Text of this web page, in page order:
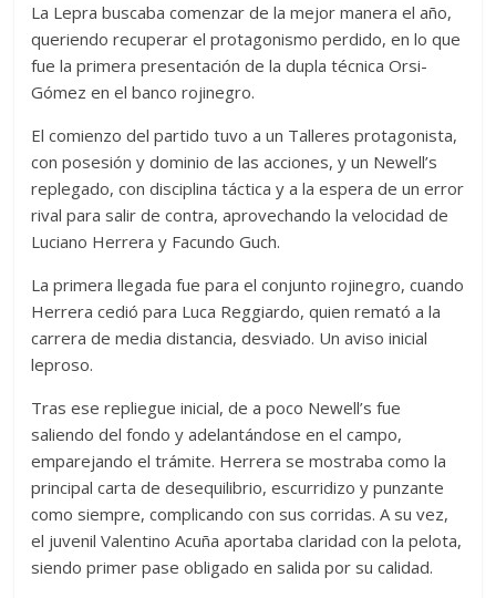
La Lepra buscaba comenzar de la mejor manera el año,
queriendo recuperar el protagonismo perdido, en lo que
fue la primera presentación de la dupla técnica Orsi-
Gómez en el banco rojinegro.
El comienzo del partido tuvo a un Talleres protagonista,
con posesión y dominio de las acciones, y un Newell’s
replegado, con disciplina táctica y a la espera de un error
rival para salir de contra, aprovechando la velocidad de
Luciano Herrera y Facundo Guch.
La primera llegada fue para el conjunto rojinegro, cuando
Herrera cedió para Luca Reggiardo, quien remató a la
carrera de media distancia, desviado. Un aviso inicial
leproso.
Tras ese repliegue inicial, de a poco Newell’s fue
saliendo del fondo y adelantándose en el campo,
emparejando el trámite. Herrera se mostraba como la
principal carta de desequilibrio, escurridizo y punzante
como siempre, complicando con sus corridas. A su vez,
el juvenil Valentino Acuña aportaba claridad con la pelota,
siendo primer pase obligado en salida por su calidad.